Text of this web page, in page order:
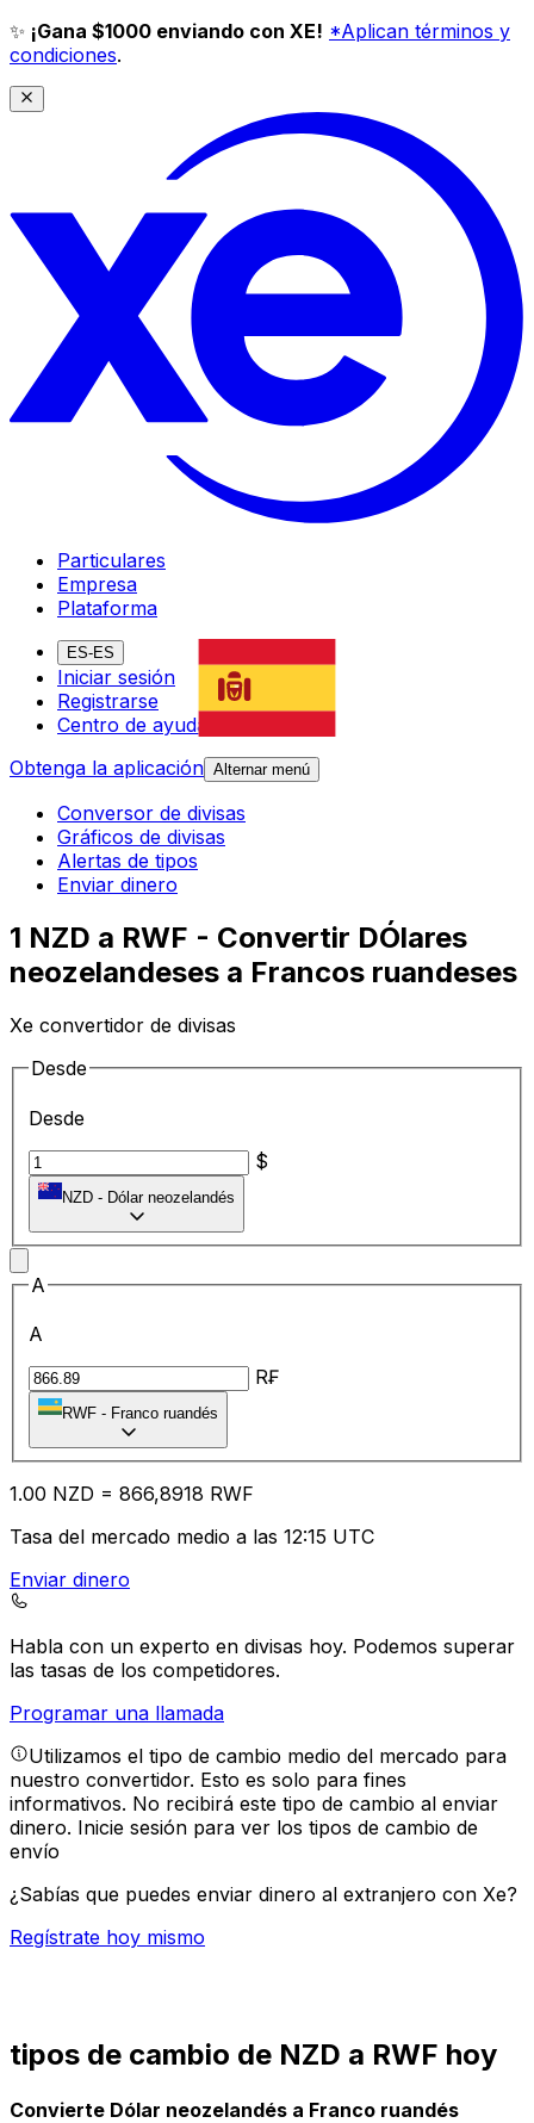
✨ ¡Gana $1000 enviando con XE! *Aplican términos y
condiciones.
Particulares
Empresa
Plataforma
ES-ES
Iniciar sesión
Registrarse
Centro de ayuda
Obtenga la aplicación Alternar menú
Conversor de divisas
Gráficos de divisas
Alertas de tipos
Enviar dinero
1 NZD a RWF - Convertir DÓlares
neozelandeses a Francos ruandeses
Xe convertidor de divisas
Desde
Desde
$
NZD - Dólar neozelandés
A
A
R₣
RWF - Franco ruandés
1.00 NZD = 866,8918 RWF
Tasa del mercado medio a las 12:15 UTC
Enviar dinero
Habla con un experto en divisas hoy. Podemos superar
las tasas de los competidores.
Programar una llamada
Utilizamos el tipo de cambio medio del mercado para
nuestro convertidor. Esto es solo para fines
informativos. No recibirá este tipo de cambio al enviar
dinero. Inicie sesión para ver los tipos de cambio de
envío
¿Sabías que puedes enviar dinero al extranjero con Xe?
Regístrate hoy mismo
tipos de cambio de NZD a RWF hoy
Convierte Dólar neozelandés a Franco ruandés